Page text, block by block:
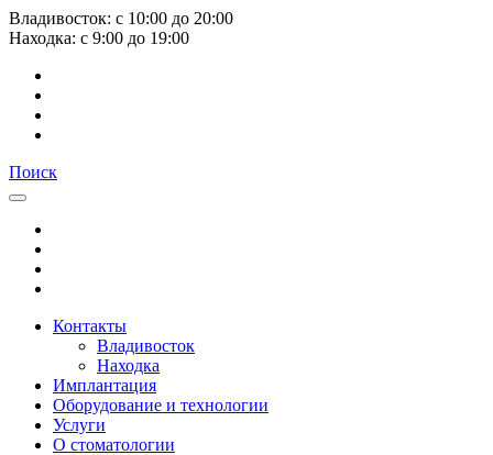
Владивосток: с 10:00 до 20:00
Находка: с 9:00 до 19:00
Поиск
Контакты
Владивосток
Находка
Имплантация
Оборудование и технологии
Услуги
О стоматологии